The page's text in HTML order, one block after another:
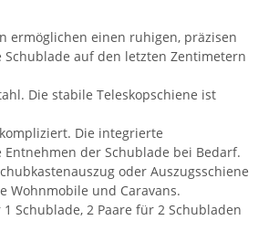
ermöglichen einen ruhigen, präzisen
auf den letzten Zentimetern
Die stabile Teleskopschiene ist
Die integrierte
der Schublade bei Bedarf.
oder Auszugsschiene
Wohnmobile und Caravans.
Schublade, 2 Paare für 2 Schubladen